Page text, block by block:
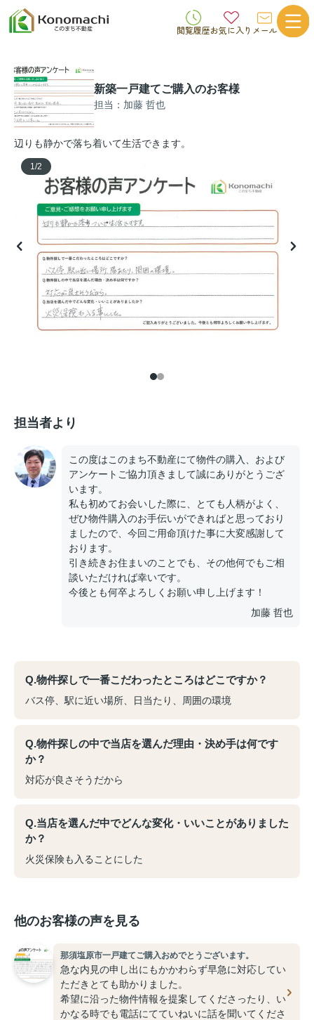
閲覧履歴お気に入り メール
新築一戸建てご購入のお客様
担当：加藤 哲也
辺りも静かで落ち着いて生活できます。
1 /2
担当者より
この度はこのまち不動産にて物件の購入、および
アンケートご協力頂きまして誠にありがとうござ
います。
私も初めてお会いした際に、とても人柄がよく、
ぜひ物件購入のお手伝いができればと思っており
ましたので、今回ご用命頂けた事に大変感謝して
おります。
引き続きお住まいのことでも、その他何でもご相
談いただければ幸いです。
今後とも何卒よろしくお願い申し上げます！
加藤 哲也
Q.物件探しで一番こだわったところはどこですか？
バス停、駅に近い場所、日当たり、周囲の環境
Q.物件探しの中で当店を選んだ理由・決め手は何です
か？
対応が良さそうだから
Q.当店を選んだ中でどんな変化・いいことがありました
か？
火災保険も入ることにした
他のお客様の声を見る
那須塩原市一戸建てご購入おめでとうございます。
急な内見の申し出にもかかわらず早急に対応してい
ただきとても助かりました。
希望に沿った物件情報を提案してくださったり、い
かなる時でも電話にてていねいに話を聞いてくださ